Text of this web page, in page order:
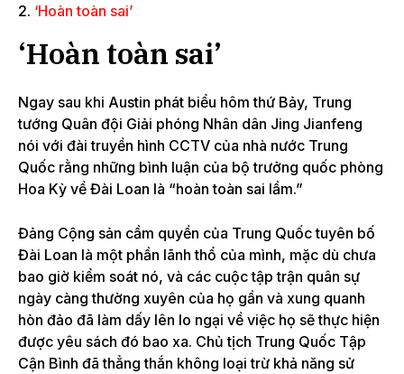
‘Hoàn toàn sai’
‘Hoàn toàn sai’
Ngay sau khi Austin phát biểu hôm thứ Bảy, Trung
tướng Quân đội Giải phóng Nhân dân Jing Jianfeng
nói với đài truyền hình CCTV của nhà nước Trung
Quốc rằng những bình luận của bộ trưởng quốc phòng
Hoa Kỳ về Đài Loan là “hoàn toàn sai lầm.”
Đảng Cộng sản cầm quyền của Trung Quốc tuyên bố
Đài Loan là một phần lãnh thổ của mình, mặc dù chưa
bao giờ kiểm soát nó, và các cuộc tập trận quân sự
ngày càng thường xuyên của họ gần và xung quanh
hòn đảo đã làm dấy lên lo ngại về việc họ sẽ thực hiện
được yêu sách đó bao xa. Chủ tịch Trung Quốc Tập
Cận Bình đã thẳng thắn không loại trừ khả năng sử